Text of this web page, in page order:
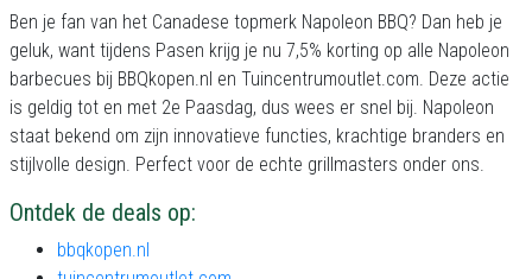
Ben je fan van het Canadese topmerk Napoleon BBQ? Dan heb je
geluk, want tijdens Pasen krijg je nu 7,5% korting op alle Napoleon
barbecues bij BBQkopen.nl en Tuincentrumoutlet.com. Deze actie
is geldig tot en met 2e Paasdag, dus wees er snel bij. Napoleon
staat bekend om zijn innovatieve functies, krachtige branders en
stijlvolle design. Perfect voor de echte grillmasters onder ons.
Ontdek de deals op:
bbqkopen.nl